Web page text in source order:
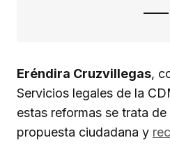
Eréndira Cruzvillegas,
Servicios legales de la
estas reformas se trata
propuesta ciudadana y